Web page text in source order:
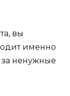
вы
именно
ненужные